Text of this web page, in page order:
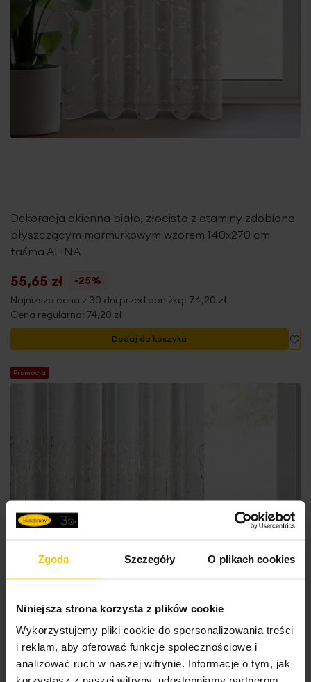
Zgoda Szczegóły O plikach cookies
Niniejsza strona korzysta z plików cookie
Wykorzystujemy pliki cookie do spersonalizowania treści
i reklam, aby oferować funkcje społecznościowe i
analizować ruch w naszej witrynie. Informacje o tym, jak
Dekoracja okienna biało, złocista z etaminy zdobiona
błyszczącym marmurkowym wzorem 140x270 cm
taśma ALINA
55,65 zł
-25%
Najniższa cena z 30 dni przed obniżką: 74,20 zł
Cena regularna: 74,20 zł
Dodaj do koszyka
Promocja